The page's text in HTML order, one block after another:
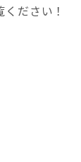
ください！